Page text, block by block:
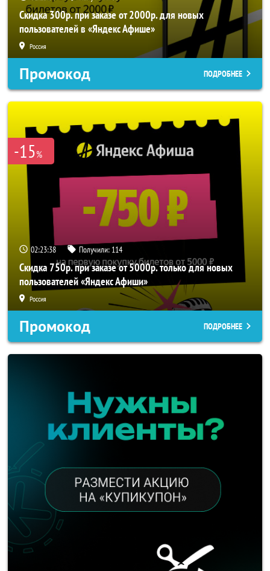
Скидка 300р. при заказе от 2000р. для новых
пользователей в «Яндекс Афише»
Россия
Промокод ПОДРОБНЕЕ
-15%
02:23:37 Получили: 114
Скидка 750р. при заказе от 5000р. только для новых
пользователей «Яндекс Афиши»
Россия
Промокод ПОДРОБНЕЕ